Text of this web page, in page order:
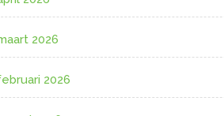
2026
2026